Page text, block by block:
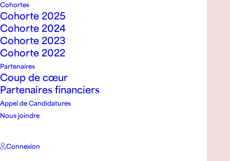
Cohortes
Cohorte 2025
Cohorte 2024
Cohorte 2023
Cohorte 2022
Partenaires
Coup de cœur
Partenaires financiers
Appel de Candidatures
Nous joindre
Connexion